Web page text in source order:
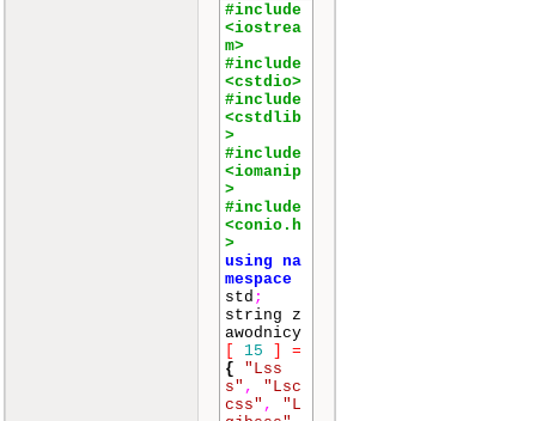
#include
<iostrea
m>
#include
<cstdio>
#include
<cstdlib
>
#include
<iomanip
>
#include
<conio.h
>
using na
mespace
std ;
string z
awodnicy
15
=
{
"Lss
s" ,
"Lsc
css" ,
"L